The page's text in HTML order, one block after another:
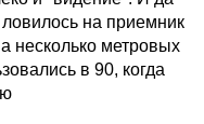
на приемник
несколько метровых
в 90, когда